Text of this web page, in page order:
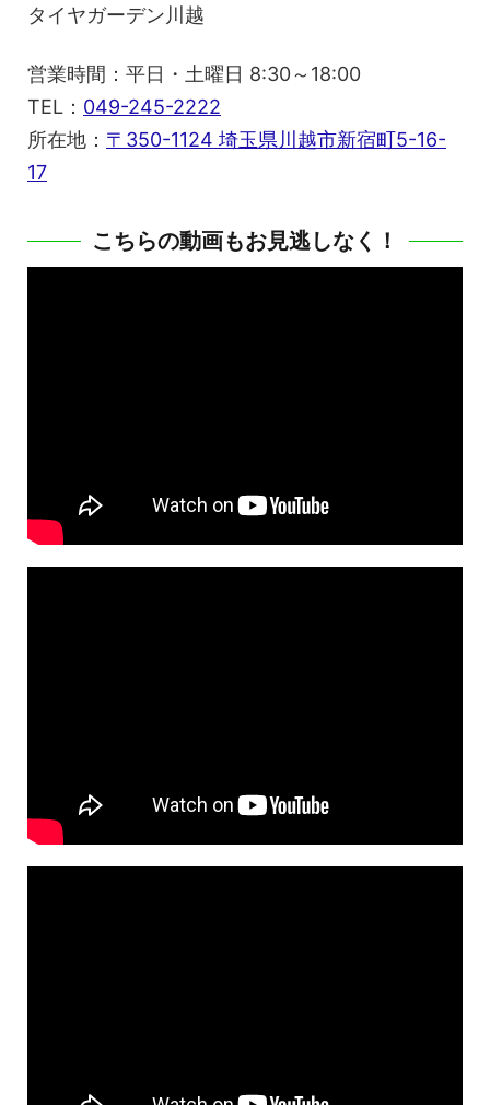
タイヤガーデン川越
営業時間：平日・土曜日 8:30～18:00
TEL： 049-245-2222
所在地： 〒350-1124 埼玉県川越市新宿町5-16-
17
こちらの動画もお見逃しなく！